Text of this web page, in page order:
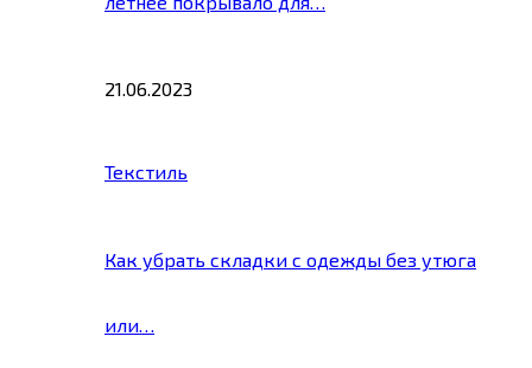
21.06.2023
Текстиль
Как убрать складки с одежды без утюга
или…